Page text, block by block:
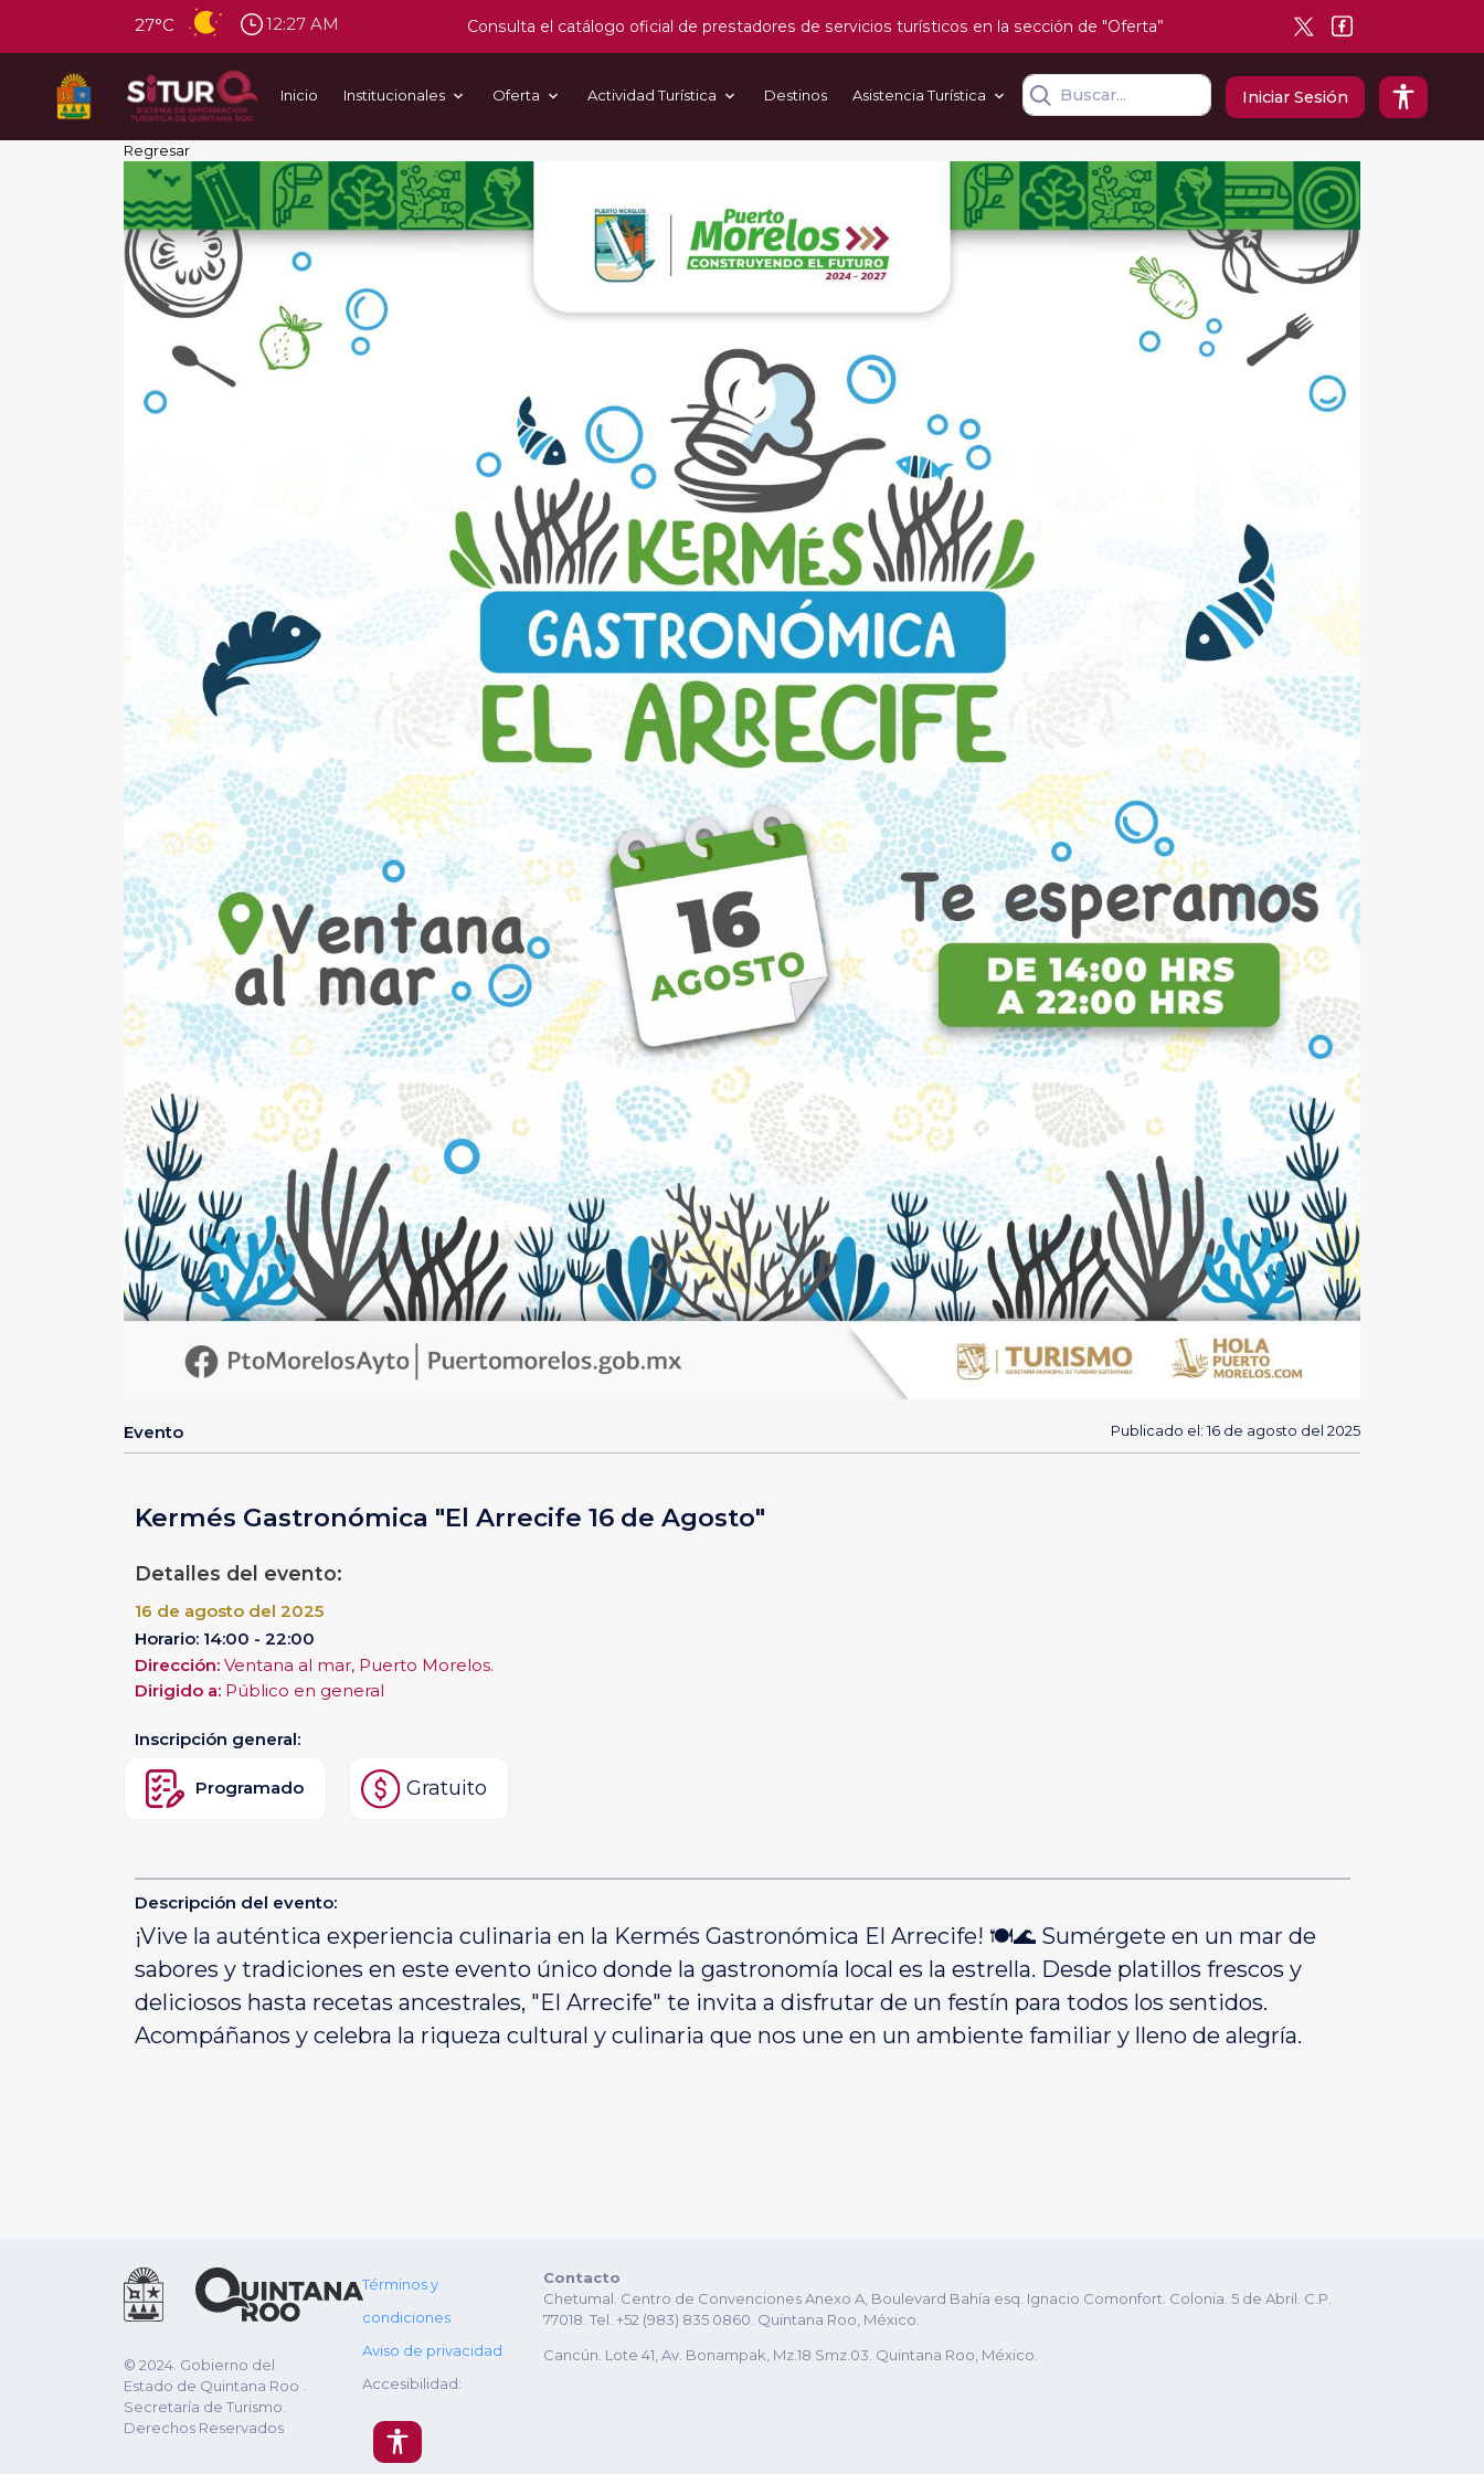
27°C 12:27 AM Consulta el catálogo oficial de prestadores de servicios turísticos en la sección de "Oferta”
Inicio Institucionales Oferta Actividad Turística Destinos Asistencia Turística Iniciar Sesión
Regresar
Evento Publicado el: 16 de agosto del 2025
Kermés Gastronómica "El Arrecife 16 de Agosto"
Detalles del evento:
16 de agosto del 2025
Horario: 14:00 - 22:00
Dirección: Ventana al mar, Puerto Morelos.
Dirigido a: Público en general
Inscripción general:
Programado Gratuito
Descripción del evento:
¡Vive la auténtica experiencia culinaria en la Kermés Gastronómica El Arrecife! 🍽️🌊 Sumérgete en un mar de
sabores y tradiciones en este evento único donde la gastronomía local es la estrella. Desde platillos frescos y
deliciosos hasta recetas ancestrales, "El Arrecife" te invita a disfrutar de un festín para todos los sentidos.
Acompáñanos y celebra la riqueza cultural y culinaria que nos une en un ambiente familiar y lleno de alegría.
© 2024. Gobierno del
Estado de Quintana Roo .
Secretaría de Turismo.
Derechos Reservados
Términos y
condiciones
Aviso de privacidad
Accesibilidad:
Contacto
Chetumal. Centro de Convenciones Anexo A, Boulevard Bahía esq. Ignacio Comonfort. Colonia. 5 de Abril. C.P.
77018. Tel. +52 (983) 835 0860. Quintana Roo, México.
Cancún. Lote 41, Av. Bonampak, Mz.18 Smz.03. Quintana Roo, México.